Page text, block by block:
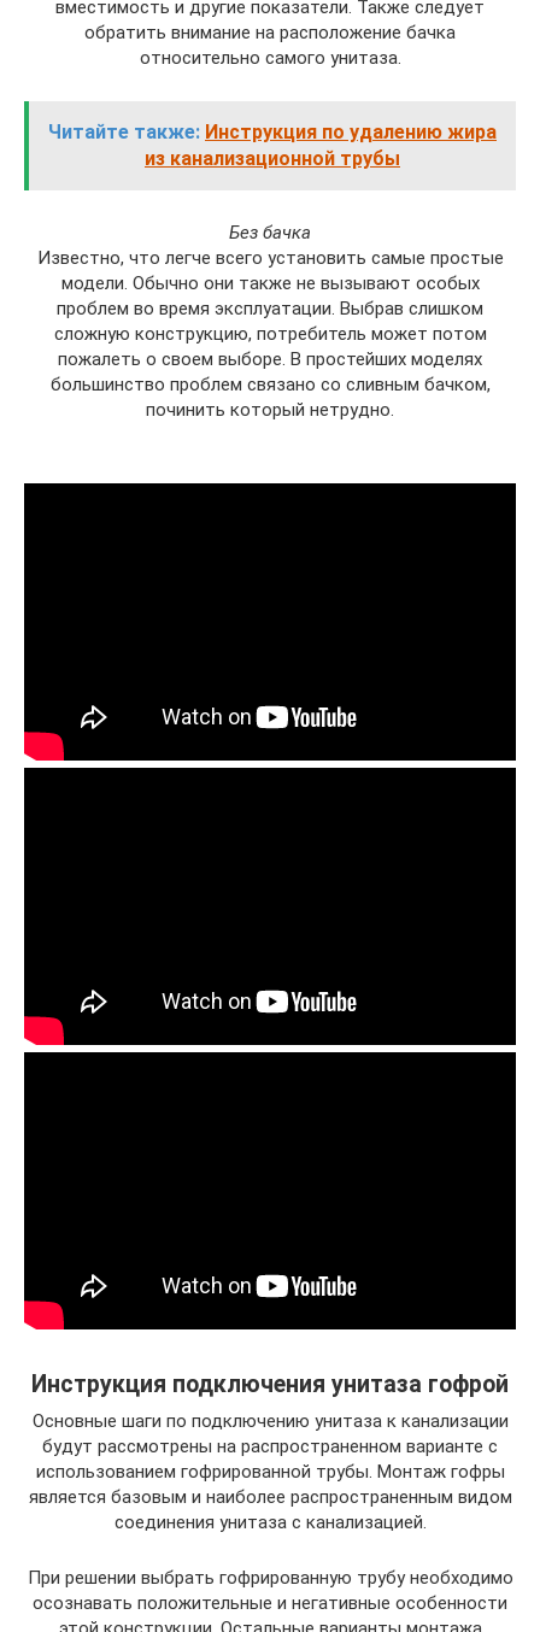
вместимость и другие показатели. Также следует
обратить внимание на расположение бачка
относительно самого унитаза.
Читайте также: Инструкция по удалению жира
из канализационной трубы
Без бачка
Известно, что легче всего установить самые простые
модели. Обычно они также не вызывают особых
проблем во время эксплуатации. Выбрав слишком
сложную конструкцию, потребитель может потом
пожалеть о своем выборе. В простейших моделях
большинство проблем связано со сливным бачком,
починить который нетрудно.
Инструкция подключения унитаза гофрой
Основные шаги по подключению унитаза к канализации
будут рассмотрены на распространенном варианте с
использованием гофрированной трубы. Монтаж гофры
является базовым и наиболее распространенным видом
соединения унитаза с канализацией.
При решении выбрать гофрированную трубу необходимо
осознавать положительные и негативные особенности